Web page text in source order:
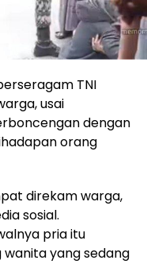
TNI
usai
dengan
orang
direkam warga,
sosial.
pria itu
yang sedang